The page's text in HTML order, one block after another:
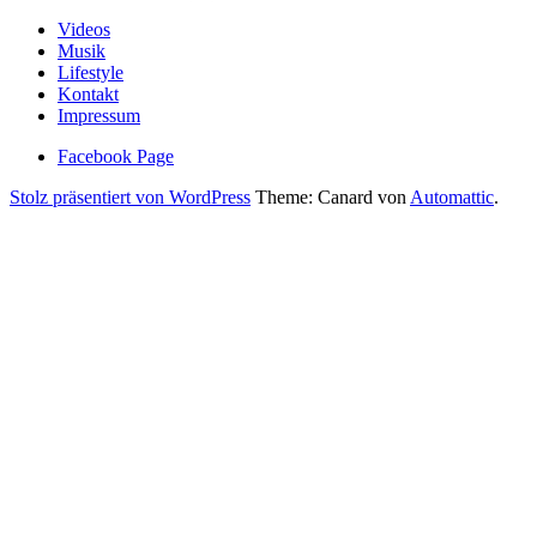
Videos
Musik
Lifestyle
Kontakt
Impressum
Facebook Page
Stolz präsentiert von WordPress Theme: Canard von Automattic.